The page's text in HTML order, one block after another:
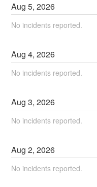
Aug5,2026
No incidents reported.
Aug4,2026
No incidents reported.
Aug3,2026
No incidents reported.
Aug2,2026
No incidents reported.